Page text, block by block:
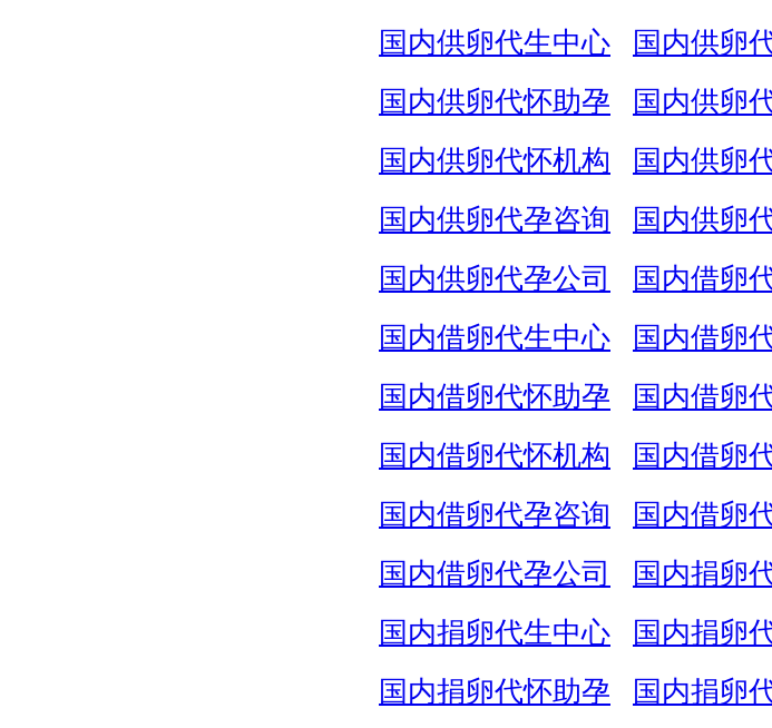
国内供卵代生中心
国内供卵
国内供卵代怀助孕
国内供卵
国内供卵代怀机构
国内供卵
国内供卵代孕咨询
国内供卵
国内供卵代孕公司
国内借卵
国内借卵代生中心
国内借卵
国内借卵代怀助孕
国内借卵
国内借卵代怀机构
国内借卵
国内借卵代孕咨询
国内借卵
国内借卵代孕公司
国内捐卵
国内捐卵代生中心
国内捐卵
国内捐卵代怀助孕
国内捐卵